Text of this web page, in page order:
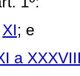
XI; e
a